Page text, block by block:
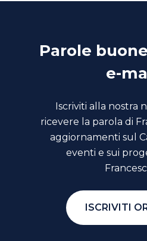
Parole
e-
Iscriviti alla nostra
ricevere la parola di
aggiornamenti sul
eventi e sui
ISCRIVITI